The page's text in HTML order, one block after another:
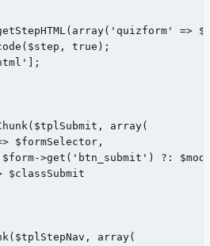
=>
true);
array(
$formSelector,
>get('btn_submit') ?:
$classSubmit
array(